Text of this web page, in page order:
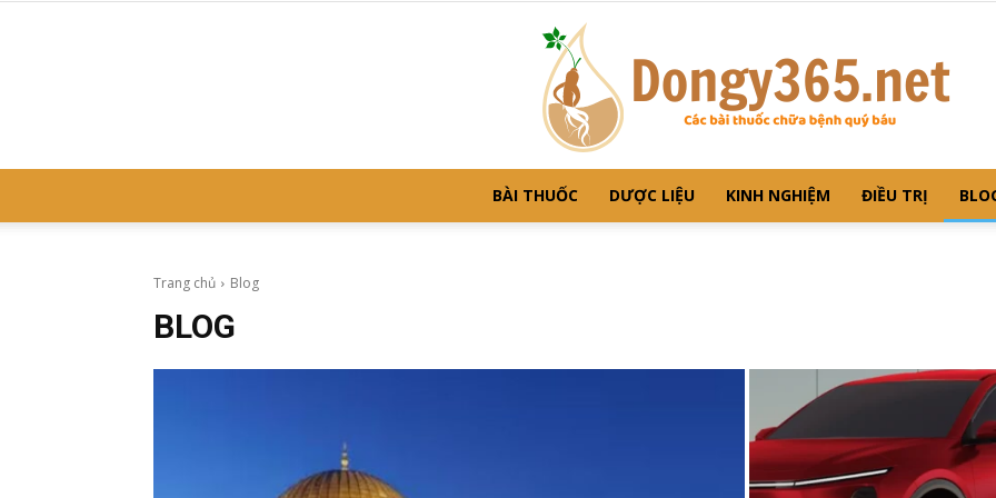
BÀI THUỐC DƯỢC LIỆU KINH NGHIỆM ĐIỀU TRỊ
Trang chủ Blog
BLOG